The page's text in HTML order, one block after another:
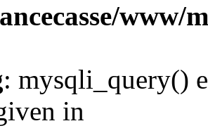
www/
: mysqli_query()
in